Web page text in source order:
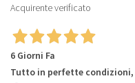
Acquirente verificato
6 Giorni Fa
Tutto in perfette